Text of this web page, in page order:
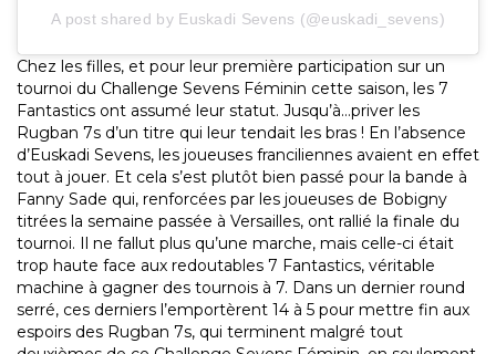
A post shared by Euskadi Sevens (@euskadi_sevens)
Chez les filles, et pour leur première participation sur un
tournoi du Challenge Sevens Féminin cette saison, les 7
Fantastics ont assumé leur statut. Jusqu’à…priver les
Rugban 7s d’un titre qui leur tendait les bras ! En l’absence
d’Euskadi Sevens, les joueuses franciliennes avaient en effet
tout à jouer. Et cela s’est plutôt bien passé pour la bande à
Fanny Sade qui, renforcées par les joueuses de Bobigny
titrées la semaine passée à Versailles, ont rallié la finale du
tournoi. Il ne fallut plus qu’une marche, mais celle-ci était
trop haute face aux redoutables 7 Fantastics, véritable
machine à gagner des tournois à 7. Dans un dernier round
serré, ces derniers l’emportèrent 14 à 5 pour mettre fin aux
espoirs des Rugban 7s, qui terminent malgré tout